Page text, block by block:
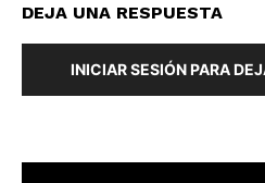
DEJA UNA RESPUESTA
INICIAR SESIÓN PARA